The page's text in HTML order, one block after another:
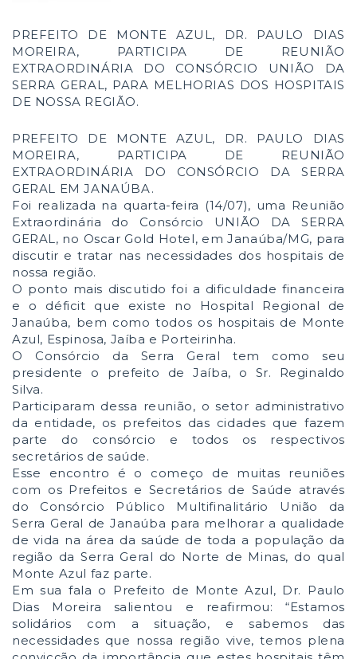
PREFEITO DE MONTE AZUL, DR. PAULO DIAS
MOREIRA, PARTICIPA DE REUNIÃO
EXTRAORDINÁRIA DO CONSÓRCIO UNIÃO DA
SERRA GERAL, PARA MELHORIAS DOS HOSPITAIS
DE NOSSA REGIÃO.
PREFEITO DE MONTE AZUL, DR. PAULO DIAS
MOREIRA, PARTICIPA DE REUNIÃO
EXTRAORDINÁRIA DO CONSÓRCIO DA SERRA
GERAL EM JANAÚBA.
Foi realizada na quarta-feira (14/07), uma Reunião
Extraordinária do Consórcio UNIÃO DA SERRA
GERAL, no Oscar Gold Hotel, em Janaúba/MG, para
discutir e tratar nas necessidades dos hospitais de
nossa região.
O ponto mais discutido foi a dificuldade financeira
e o déficit que existe no Hospital Regional de
Janaúba, bem como todos os hospitais de Monte
Azul, Espinosa, Jaíba e Porteirinha.
O Consórcio da Serra Geral tem como seu
presidente o prefeito de Jaíba, o Sr. Reginaldo
Silva.
Participaram dessa reunião, o setor administrativo
da entidade, os prefeitos das cidades que fazem
parte do consórcio e todos os respectivos
secretários de saúde.
Esse encontro é o começo de muitas reuniões
com os Prefeitos e Secretários de Saúde através
do Consórcio Público Multifinalitário União da
Serra Geral de Janaúba para melhorar a qualidade
de vida na área da saúde de toda a população da
região da Serra Geral do Norte de Minas, do qual
Monte Azul faz parte.
Em sua fala o Prefeito de Monte Azul, Dr. Paulo
Dias Moreira salientou e reafirmou: “Estamos
solidários com a situação, e sabemos das
necessidades que nossa região vive, temos plena